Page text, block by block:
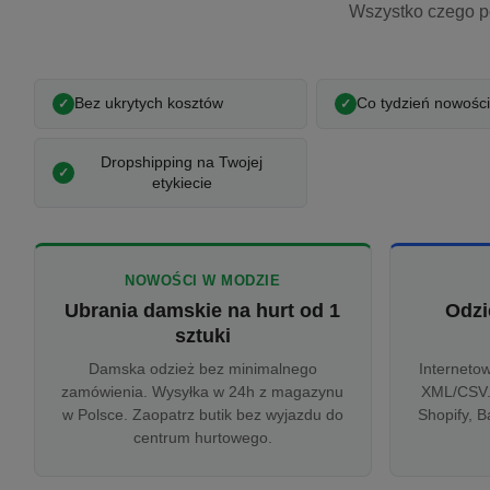
Wszystko czego
Bez ukrytych kosztów Co tydzień nowości
Dropshipping na Twojej
etykiecie
NOWOŚCI W MODZIE
Ubrania damskie na hurt od 1
sztuki
Damska odzież bez minimalnego
zamówienia. Wysyłka w 24h z magazynu
w Polsce. Zaopatrz butik bez wyjazdu do
centrum hurtowego.
XML/
Shopify,